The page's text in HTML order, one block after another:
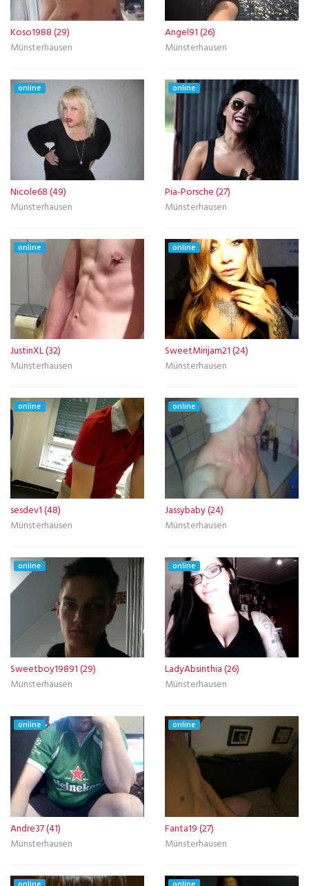
Koso1988 (29)
Münsterhausen
Angel91 (26)
Münsterhausen
online
Nicole68 (49)
Münsterhausen
online
Pia-Porsche (27)
Münsterhausen
online
JustinXL (32)
Münsterhausen
online
SweetMirijam21 (24)
Münsterhausen
online
sesdev1 (48)
Münsterhausen
online
Jassybaby (24)
Münsterhausen
online
Sweetboy19891 (29)
Münsterhausen
online
LadyAbsinthia (26)
Münsterhausen
online
Andre37 (41)
Münsterhausen
online
Fanta19 (27)
Münsterhausen
online online